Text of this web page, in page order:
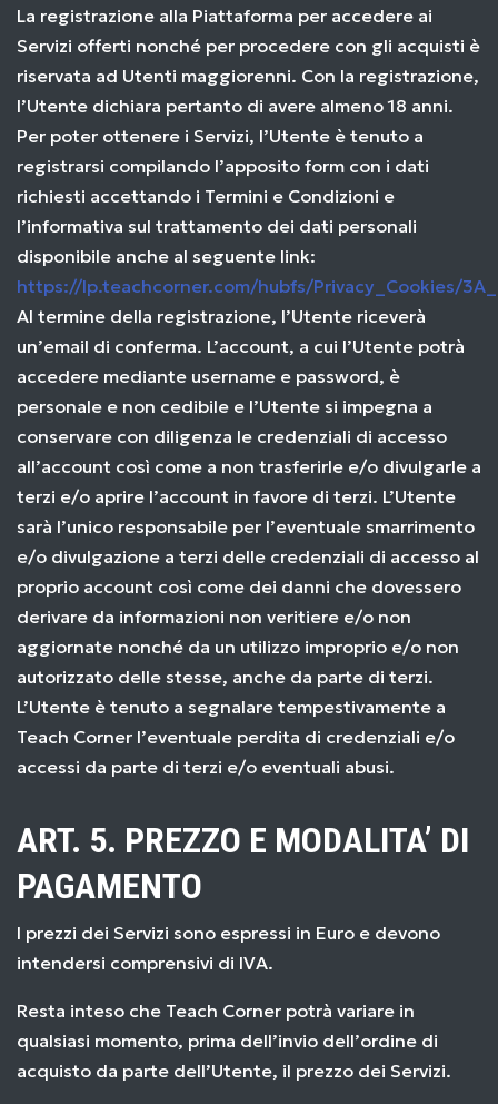
La registrazione alla Piattaforma per accedere ai
Servizi offerti nonché per procedere con gli acquisti è
riservata ad Utenti maggiorenni. Con la registrazione,
l’Utente dichiara pertanto di avere almeno 18 anni.
Per poter ottenere i Servizi, l’Utente è tenuto a
registrarsi compilando l’apposito form con i dati
richiesti accettando i Termini e Condizioni e
l’informativa sul trattamento dei dati personali
disponibile anche al seguente link:
https://lp.teachcorner.com/hubfs/Privacy_Cookies/
Al termine della registrazione, l’Utente riceverà
un’email di conferma. L’account, a cui l’Utente potrà
accedere mediante username e password, è
personale e non cedibile e l’Utente si impegna a
conservare con diligenza le credenziali di accesso
all’account così come a non trasferirle e/o divulgarle a
terzi e/o aprire l’account in favore di terzi. L’Utente
sarà l’unico responsabile per l’eventuale smarrimento
e/o divulgazione a terzi delle credenziali di accesso al
proprio account così come dei danni che dovessero
derivare da informazioni non veritiere e/o non
aggiornate nonché da un utilizzo improprio e/o non
autorizzato delle stesse, anche da parte di terzi.
L’Utente è tenuto a segnalare tempestivamente a
Teach Corner l’eventuale perdita di credenziali e/o
accessi da parte di terzi e/o eventuali abusi.
ART. 5. PREZZO E MODALITA’ DI
PAGAMENTO
I prezzi dei Servizi sono espressi in Euro e devono
intendersi comprensivi di IVA.
Resta inteso che Teach Corner potrà variare in
qualsiasi momento, prima dell’invio dell’ordine di
acquisto da parte dell’Utente, il prezzo dei Servizi.